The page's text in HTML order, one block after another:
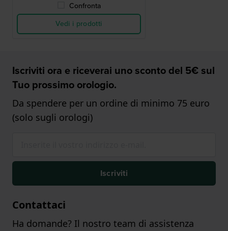
Confronta
Vedi i prodotti
Iscriviti ora e riceverai uno sconto del 5€ sul
Tuo prossimo orologio.
Da spendere per un ordine di minimo 75 euro
(solo sugli orologi)
Iscriviti
Contattaci
Ha domande? Il nostro team di assistenza